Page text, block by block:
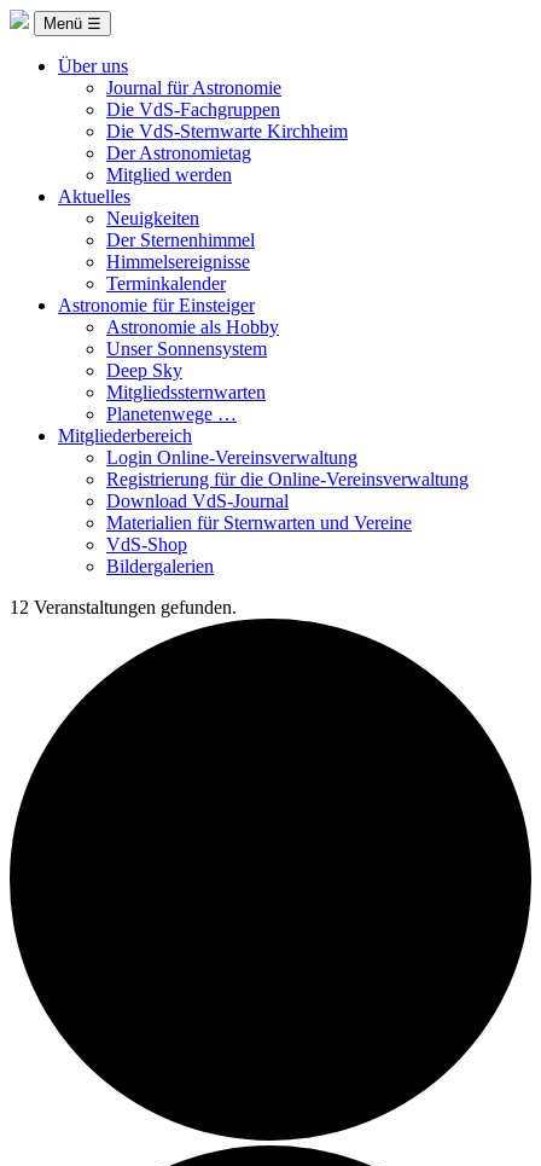
Menü ☰
Über uns
Journal für Astronomie
Die VdS-Fachgruppen
Die VdS-Sternwarte Kirchheim
Der Astronomietag
Mitglied werden
Aktuelles
Neuigkeiten
Der Sternenhimmel
Himmelsereignisse
Terminkalender
Astronomie für Einsteiger
Astronomie als Hobby
Unser Sonnensystem
Deep Sky
Mitgliedssternwarten
Planetenwege …
Mitgliederbereich
Login Online-Vereinsverwaltung
Registrierung für die Online-Vereinsverwaltung
Download VdS-Journal
Materialien für Sternwarten und Vereine
VdS-Shop
Bildergalerien
12 Veranstaltungen gefunden.